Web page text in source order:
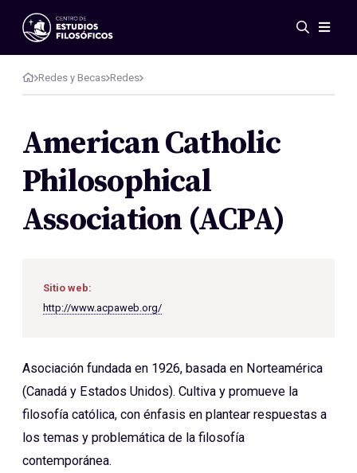
Eventos
Novedades
Investigación
Publicaciones
Galería
Acerca de nosotros
Redes y Becas Redes
American Catholic
Philosophical
Association (ACPA)
Sitio web:
http://www.acpaweb.org/
Asociación fundada en 1926, basada en Norteamérica
(Canadá y Estados Unidos). Cultiva y promueve la
filosofía católica, con énfasis en plantear respuestas a
los temas y problemática de la filosofía
contemporánea.